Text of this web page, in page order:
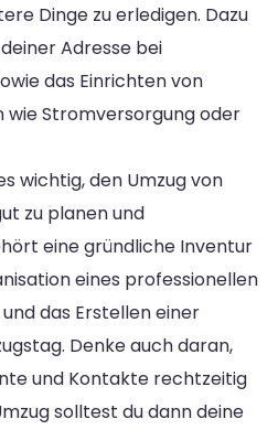
Dinge zu erledigen. Dazu
Adresse bei
das Einrichten von
wie Stromversorgung oder
wichtig, den Umzug von
zu planen und
eine gründliche Inventur
eines professionellen
das Erstellen einer
Denke auch daran,
und Kontakte rechtzeitig
solltest du dann deine